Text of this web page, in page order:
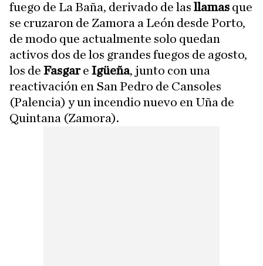
fuego de La Baña, derivado de las llamas que
se cruzaron de Zamora a León desde Porto,
de modo que actualmente solo quedan
activos dos de los grandes fuegos de agosto,
los de Fasgare Igüeña, junto con una
reactivación en San Pedro de Cansoles
(Palencia) y un incendio nuevo en Uña de
Quintana (Zamora).